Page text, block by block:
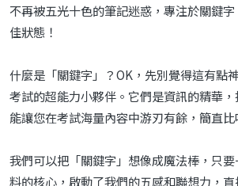
不再被五光十色的筆記迷惑，專注於關鍵
佳狀態！
什麼是「關鍵字」？OK，先別覺得這有點
考試的超能力小夥伴。它們是資訊的精華，
能讓您在考試海量內容中游刃有餘，簡直比
我們可以把「關鍵字」想像成魔法棒，只
料的核心，啟動了我們的五感和聯想力，